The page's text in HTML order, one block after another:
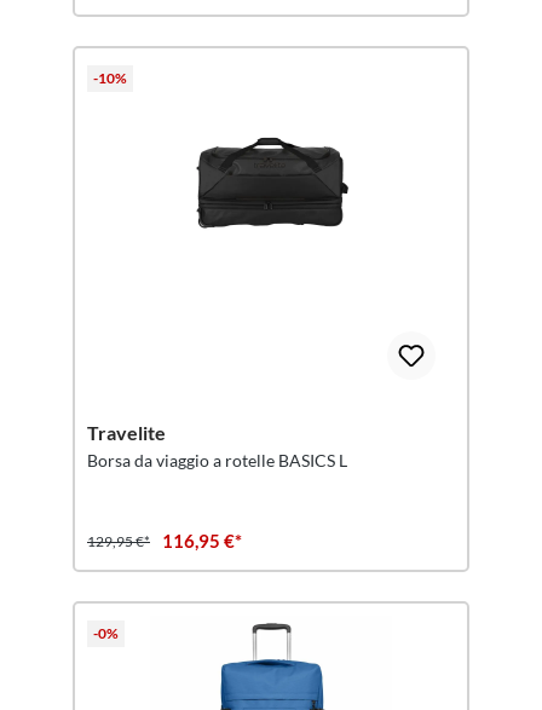
-10%
Travelite
Borsa da viaggio a rotelle BASICS L
129,95 €* 116,95 €*
-0%